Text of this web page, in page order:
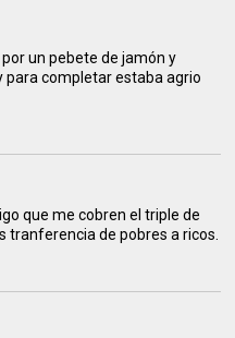
un pebete de jamón y
para completar estaba agrio
que me cobren el triple de
tranferencia de pobres a ricos.